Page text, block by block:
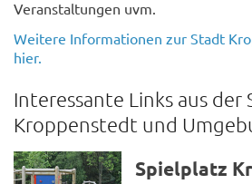
Veranstaltungen uvm.
Weitere Informationen zur Stadt
hier.
Interessante Links aus der
Kroppenstedt und
Spielplatz